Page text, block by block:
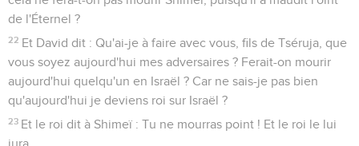
de l'Éternel ?
22 Et David dit : Qu'ai-je à faire avec vous, fils de Tséruja, que
vous soyez aujourd'hui mes adversaires ? Ferait-on mourir
aujourd'hui quelqu'un en Israël ? Car ne sais-je pas bien
qu'aujourd'hui je deviens roi sur Israël ?
23 Et le roi dit à Shimeï : Tu ne mourras point ! Et le roi le lui
jura.